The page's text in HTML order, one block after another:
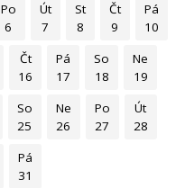
Po
6
Út
7
St
8
Čt
9
Pá
10
Čt
16
Pá
17
So
18
Ne
19
So
25
Ne
26
Po
27
Út
28
Pá
31